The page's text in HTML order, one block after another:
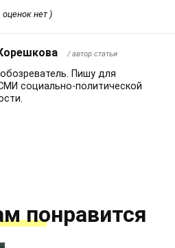
нет )
/ автор статьи
Пишу для
социально-политической
понравится